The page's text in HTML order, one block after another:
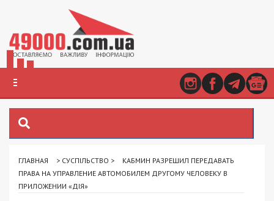
ГЛАВНАЯ > СУСПІЛЬСТВО >
КАБМИН РАЗРЕШИЛ ПЕРЕДАВАТЬ
ПРАВА НА УПРАВЛЕНИЕ АВТОМОБИЛЕМ ДРУГОМУ ЧЕЛОВЕКУ В
ПРИЛОЖЕНИИ «ДІЯ»